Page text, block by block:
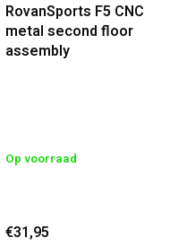
RovanSports F5 CNC
metal second floor
assembly
Op voorraad
€31,95